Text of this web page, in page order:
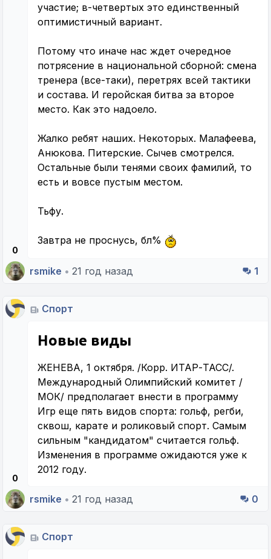
0
участие; в-четвертых это единственный
оптимистичный вариант.
Потому что иначе нас ждет очередное
потрясение в национальной сборной: смена
тренера (все-таки), перетрях всей тактики
и состава. И геройская битва за второе
место. Как это надоело.
Жалко ребят наших. Некоторых. Малафеева,
Анюкова. Питерские. Сычев смотрелся.
Остальные были тенями своих фамилий, то
есть и вовсе пустым местом.
Тьфу.
Завтра не проснусь, бл%
rsmike • 21 год назад 1
Спорт
0
Новые виды
ЖЕНЕВА, 1 октября. /Корр. ИТАР-ТАСС/.
Международный Олимпийский комитет /
МОК/ предполагает внести в программу
Игр еще пять видов спорта: гольф, регби,
сквош, карате и роликовый спорт. Самым
сильным "кандидатом" считается гольф.
Изменения в программе ожидаются уже к
2012 году.
rsmike • 21 год назад 0
Спорт